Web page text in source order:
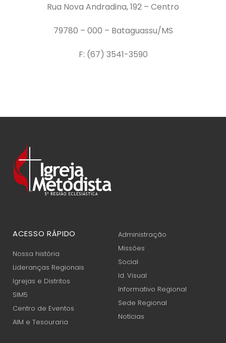
Rua Nova Andradina, 192 – Centro
79780 – 000 – Bataguassu/MS
F: (67) 3541-3590
ACESSO RÁPIDO
Nossa história
Lideranças Regionais
Igrejas e Distritos
SIM5
Centro de Eventos
AIM e Tesouraria
Administração
Missões
Social
Id. Visual
Informativo Regional
Sede Regional
Notícias